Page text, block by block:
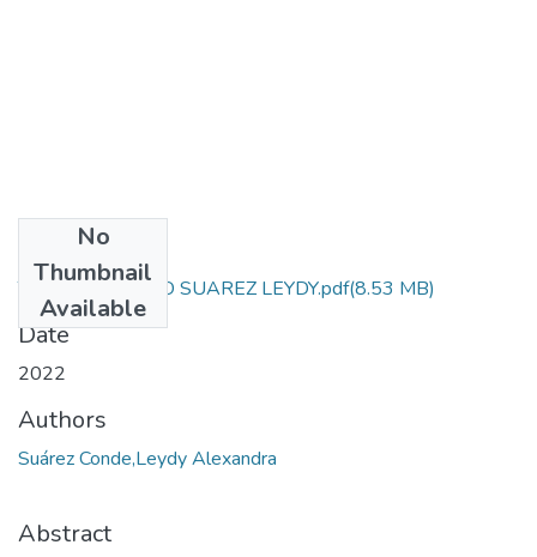
No
Thumbnail
Available
TESIS DE GRADO SUAREZ LEYDY.pdf(8.53 MB)
Date
2022
Authors
Suárez Conde,Leydy Alexandra
Abstract